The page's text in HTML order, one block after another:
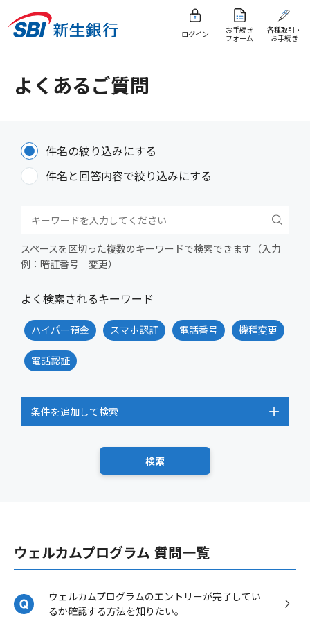
ログイン
お手続き
フォーム
各種取引・
お手続き
よくあるご質問
件名の絞り込みにする
件名と回答内容で絞り込みにする
スペースを区切った複数のキーワードで検索できます（入力
例：暗証番号 変更）
よく検索されるキーワード
ハイパー預金 スマホ認証 電話番号 機種変更
電話認証
条件を追加して検索
ウェルカムプログラム 質問一覧
ウェルカムプログラムのエントリーが完了してい
るか確認する方法を知りたい。